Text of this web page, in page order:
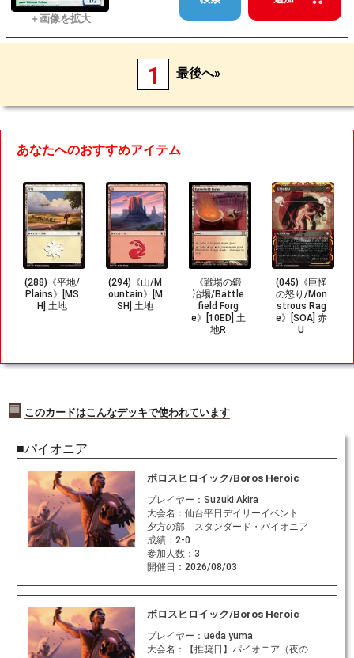
1 最後へ»
あなたへのおすすめアイテム
(288)《平地/
Plains》[MS
H] 土地
(294)《山/M
ountain》[M
SH] 土地
《戦場の鍛
冶場/Battle
field Forg
e》[10ED] 土
地R
(045)《巨怪
の怒り/Mon
strous Rag
e》[SOA] 赤
U
このカードはこんなデッキで使われています
■パイオニア
ボロスヒロイック/Boros Heroic
プレイヤー： Suzuki Akira
大会名： 仙台平日デイリーイベント
夕方の部 スタンダード・パイオニア
成績： 2-0
参加人数： 3
開催日： 2026/08/03
ボロスヒロイック/Boros Heroic
プレイヤー： ueda yuma
大会名：
【推奨日】パイオニア（夜の